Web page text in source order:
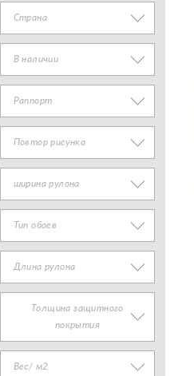
Страна
В наличии
Раппорт
Повтор рисунка
ширина рулона
Тип обоев
Длина рулона
Толщина защитного
покрытия
Вес/ м2